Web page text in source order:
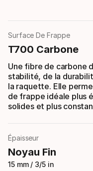
Surface De Frappe
T700 Carbone
Une fibre de carbone
stabilité, de la
la raquette. Elle
de frappe idéale plus
solides et plus
Épaisseur
Noyau Fin
15 mm / 3/5 in